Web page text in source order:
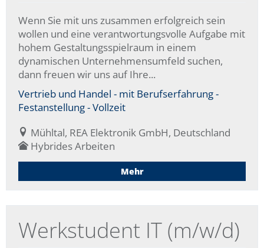
Wenn Sie mit uns zusammen erfolgreich sein
wollen und eine verantwortungsvolle Aufgabe mit
hohem Gestaltungsspielraum in einem
dynamischen Unternehmensumfeld suchen,
dann freuen wir uns auf Ihre...
Vertrieb und Handel - mit Berufserfahrung -
Festanstellung - Vollzeit
Mühltal, REA Elektronik GmbH, Deutschland
Hybrides Arbeiten
Mehr
Werkstudent IT (m/w/d)